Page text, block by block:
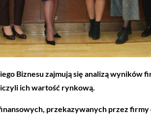
Biznesu zajmują się analizą wyników
ich wartość rynkową.
przekazywanych przez firmy